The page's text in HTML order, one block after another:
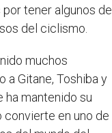
tener algunos de
del ciclismo.
muchos
a Gitane, Toshiba y
ha mantenido su
convierte en uno de